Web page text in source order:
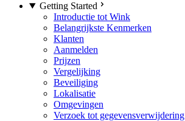
Getting Started
Introductie tot Wink
Belangrijkste Kenmerken
Klanten
Aanmelden
Prijzen
Vergelijking
Beveiliging
Lokalisatie
Omgevingen
Verzoek tot gegevensverwijdering